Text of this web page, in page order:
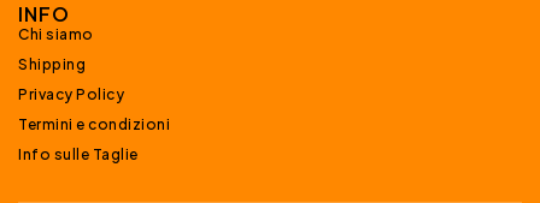
INFO
Chi siamo
Shipping
Privacy Policy
Termini e condizioni
Info sulle Taglie